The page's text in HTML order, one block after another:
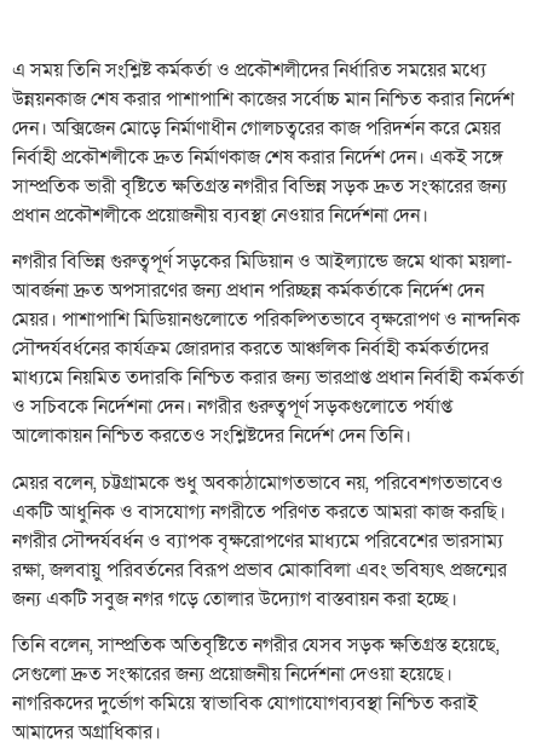
এ সময় তিনি সংশ্লিষ্ট কর্মকর্তা ও প্রকৌশলীদের নির্ধারিত সময়ের মধ্যে
উন্নয়নকাজ শেষ করার পাশাপাশি কাজের সর্বোচ্চ মান নিশ্চিত করার নির্দেশ
দেন। অক্সিজেন মোড়ে নির্মাণাধীন গোলচত্বরের কাজ পরিদর্শন করে মেয়র
নির্বাহী প্রকৌশলীকে দ্রুত নির্মাণকাজ শেষ করার নির্দেশ দেন। একই সঙ্গে
সাম্প্রতিক ভারী বৃষ্টিতে ক্ষতিগ্রস্ত নগরীর বিভিন্ন সড়ক দ্রুত সংস্কারের জন্য
প্রধান প্রকৌশলীকে প্রয়োজনীয় ব্যবস্থা নেওয়ার নির্দেশনা দেন।
নগরীর বিভিন্ন গুরুত্বপূর্ণ সড়কের মিডিয়ান ও আইল্যান্ডে জমে থাকা ময়লা-
আবর্জনা দ্রুত অপসারণের জন্য প্রধান পরিচ্ছন্ন কর্মকর্তাকে নির্দেশ দেন
মেয়র। পাশাপাশি মিডিয়ানগুলোতে পরিকল্পিতভাবে বৃক্ষরোপণ ও নান্দনিক
সৌন্দর্যবর্ধনের কার্যক্রম জোরদার করতে আঞ্চলিক নির্বাহী কর্মকর্তাদের
মাধ্যমে নিয়মিত তদারকি নিশ্চিত করার জন্য ভারপ্রাপ্ত প্রধান নির্বাহী কর্মকর্তা
ও সচিবকে নির্দেশনা দেন। নগরীর গুরুত্বপূর্ণ সড়কগুলোতে পর্যাপ্ত
আলোকায়ন নিশ্চিত করতেও সংশ্লিষ্টদের নির্দেশ দেন তিনি।
মেয়র বলেন, চট্টগ্রামকে শুধু অবকাঠামোগতভাবে নয়, পরিবেশগতভাবেও
একটি আধুনিক ও বাসযোগ্য নগরীতে পরিণত করতে আমরা কাজ করছি।
নগরীর সৌন্দর্যবর্ধন ও ব্যাপক বৃক্ষরোপণের মাধ্যমে পরিবেশের ভারসাম্য
রক্ষা, জলবায়ু পরিবর্তনের বিরূপ প্রভাব মোকাবিলা এবং ভবিষ্যৎ প্রজন্মের
জন্য একটি সবুজ নগর গড়ে তোলার উদ্যোগ বাস্তবায়ন করা হচ্ছে।
তিনি বলেন, সাম্প্রতিক অতিবৃষ্টিতে নগরীর যেসব সড়ক ক্ষতিগ্রস্ত হয়েছে,
সেগুলো দ্রুত সংস্কারের জন্য প্রয়োজনীয় নির্দেশনা দেওয়া হয়েছে।
নাগরিকদের দুর্ভোগ কমিয়ে স্বাভাবিক যোগাযোগব্যবস্থা নিশ্চিত করাই
আমাদের অগ্রাধিকার।